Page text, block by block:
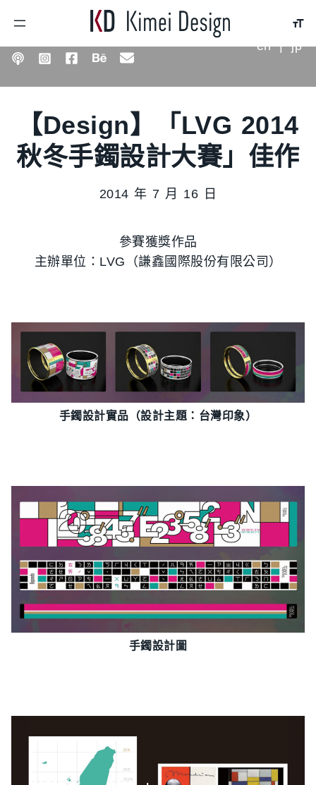
en | jp
參賽獲獎作品
主辦單位：LVG（謙鑫國際股份有限公司）
2014 年 7 月 16 日
【Design】「LVG 2014
秋冬手鐲設計大賽」佳作
手鐲設計實品（設計主題：台灣印象）
手鐲設計圖